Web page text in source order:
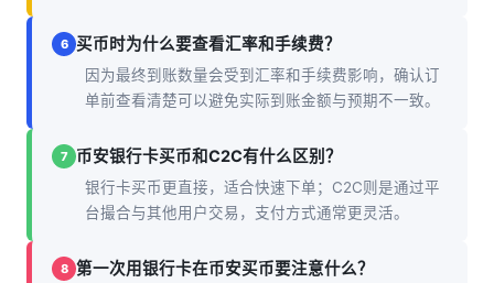
6 买币时为什么要查看汇率和手续费？
因为最终到账数量会受到汇率和手续费影响，确认订
单前查看清楚可以避免实际到账金额与预期不一致。
7 币安银行卡买币和C2C有什么区别？
银行卡买币更直接，适合快速下单；C2C则是通过平
台撮合与其他用户交易，支付方式通常更灵活。
8 第一次用银行卡在币安买币要注意什么？